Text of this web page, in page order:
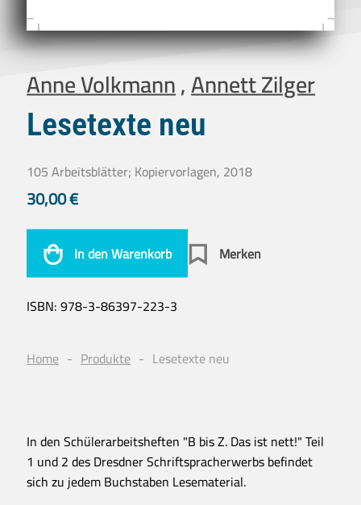
Anne Volkmann,Annett Zilger
Lesetexte neu
105 Arbeitsblätter; Kopiervorlagen, 2018
30,00€
In den Warenkorb Merken
ISBN:978-3-86397-223-3
Home Produkte Lesetexte neu
In den Schülerarbeitsheften "B bis Z. Das ist nett!" Teil
1 und 2 des DresdnerSchriftspracherwerbsbefindet
sich zu jedem Buchstaben Lesematerial.